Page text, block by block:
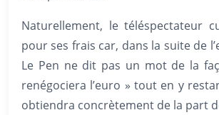
Naturellement, le téléspectateur
pour ses frais car, dans la suite de
Le Pen ne dit pas un mot de la
renégociera l’euro » tout en y
obtiendra concrètement de la part